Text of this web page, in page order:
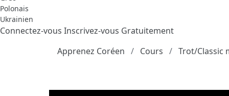
Polonais
Ukrainien
Connectez-vous Inscrivez-vous Gratuitement
Apprenez Coréen
Cours Trot/Classic